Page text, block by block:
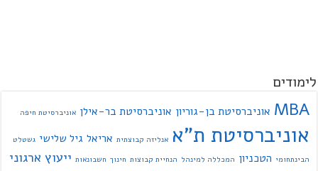
לימודים
MBA אוניברסיטת בן-גוריון אוניברסיטת בר-אילן אוניברסיטת חיפה
אוניברסיטת ת"א אנליזה קבוצתית אריאל גיל שלישי גשטלט
הבינתחומי הטכניון המכללה למינהל הנחיית קבוצות חינוך חשבונאות ייעוץ ארגוני